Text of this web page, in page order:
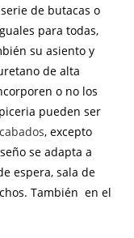
de butacas o
para todas,
su asiento y
de alta
o no los
pueden ser
, excepto
se adapta a
espera, sala de
También en el